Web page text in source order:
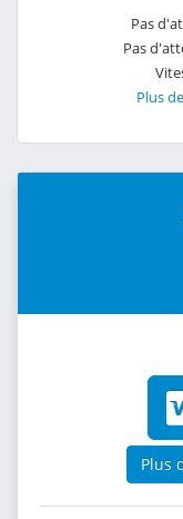
Pas
Pas
Plus
Plus